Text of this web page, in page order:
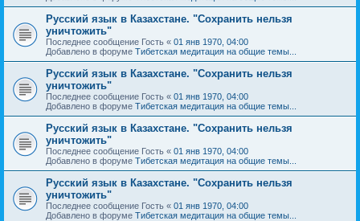
Русский язык в Казахстане. "Сохранить нельзя
уничтожить"
Последнее сообщение Гость « 01 янв 1970, 04:00
Добавлено в форуме Тибетская медитация на общие темы...
Русский язык в Казахстане. "Сохранить нельзя
уничтожить"
Последнее сообщение Гость « 01 янв 1970, 04:00
Добавлено в форуме Тибетская медитация на общие темы...
Русский язык в Казахстане. "Сохранить нельзя
уничтожить"
Последнее сообщение Гость « 01 янв 1970, 04:00
Добавлено в форуме Тибетская медитация на общие темы...
Русский язык в Казахстане. "Сохранить нельзя
уничтожить"
Последнее сообщение Гость « 01 янв 1970, 04:00
Добавлено в форуме Тибетская медитация на общие темы...